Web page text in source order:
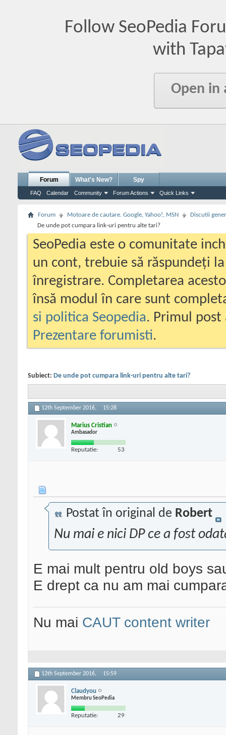
Follow SeoPedia
with
Open in
Forum
FAQ Calendar Community Forum Actions Quick Links
What's New? Spy
Forum Motoare de cautare. Google, Yahoo!, MSN
Discutii
De unde pot cumpara link-uri pentru alte tari?
SeoPedia este o comunitate
un cont, trebuie să răspundeți
înregistrare. Completarea
însă modul în care sunt
si politica Seopedia. Primul
Prezentare forumisti.
Subiect: De unde pot cumpara link-uri pentru alte tari?
12th September 2016, 15:28
Marius Cristian
Ambasador
Reputatie: 53
Postat în original de Robert
Nu mai e nici DP ce a fost
E mai mult pentru old boys
E drept ca nu am mai
Nu mai CAUT content writer
12th September 2016, 15:59
Claudyou
Membru SeoPedia
Reputatie: 29